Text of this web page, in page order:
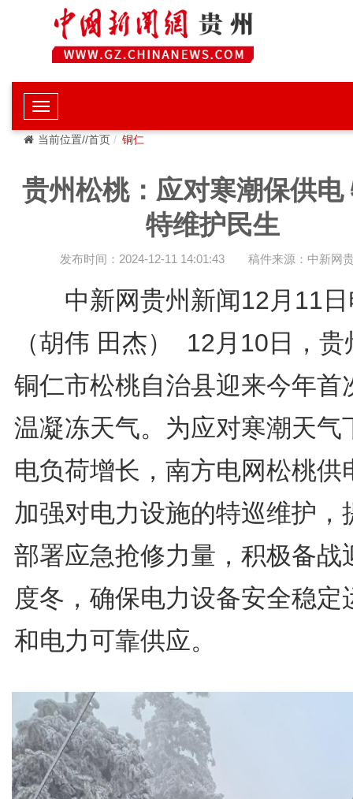
当前位置//首页 铜仁
贵州松桃：应对寒潮保供电
特维护民生
发布时间：2024-12-11 14:01:43 稿件来源：中新网
中新网贵州新闻12月11日
（胡伟 田杰） 12月10日，贵
铜仁市松桃自治县迎来今年首
温凝冻天气。为应对寒潮天气
电负荷增长，南方电网松桃供
加强对电力设施的特巡维护，
部署应急抢修力量，积极备战
度冬，确保电力设备安全稳定
和电力可靠供应。